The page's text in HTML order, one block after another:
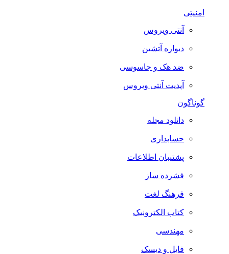
امنیتی
آنتی ویروس
دیواره آتشین
ضد هک و جاسوسی
آپدیت آنتی ویروس
گوناگون
دانلود مجله
حسابداری
پشتیبان اطلاعات
فشرده ساز
فرهنگ لغت
کتاب الکترونیک
مهندسی
فایل و دیسک